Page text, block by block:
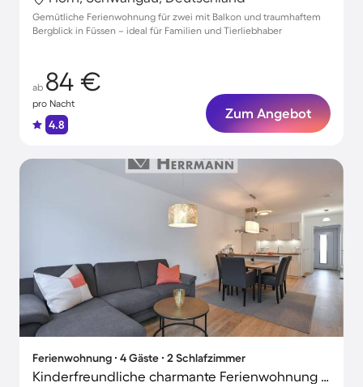
Gemütliche Ferienwohnung für zwei mit Balkon und traumhaftem
Bergblick in Füssen – ideal für Familien und Tierliebhaber
ab 84 €
pro Nacht
4.8
Zum Angebot
Ferienwohnung ∙ 4 Gäste ∙ 2 Schlafzimmer
Kinderfreundliche charmante Ferienwohnung mit Terrasse | Bergblick